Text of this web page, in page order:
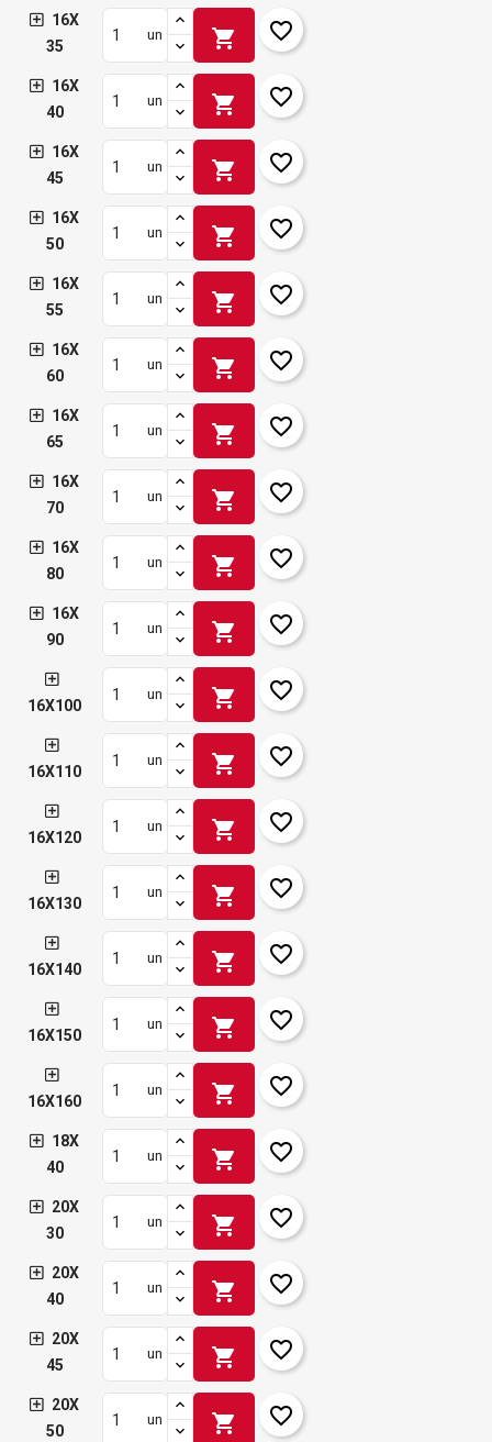
16X
35
un shopping_cart favorite_border
16X
40
un shopping_cart favorite_border
16X
45
un shopping_cart favorite_border
16X
50
un shopping_cart favorite_border
16X
55
un shopping_cart favorite_border
16X
60
un shopping_cart favorite_border
16X
65
un shopping_cart favorite_border
16X
70
un shopping_cart favorite_border
16X
80
un shopping_cart favorite_border
16X
90
un shopping_cart favorite_border
16X100
un shopping_cart favorite_border
16X110
un shopping_cart favorite_border
16X120
un shopping_cart favorite_border
16X130
un shopping_cart favorite_border
16X140
un shopping_cart favorite_border
16X150
un shopping_cart favorite_border
16X160
un shopping_cart favorite_border
18X
40
un shopping_cart favorite_border
20X
30
un shopping_cart favorite_border
20X
40
un shopping_cart favorite_border
20X
45
un shopping_cart favorite_border
20X
50
un shopping_cart favorite_border